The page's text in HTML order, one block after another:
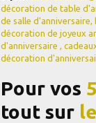
décoration de table
de salle d'anniversaire,
décoration de joyeux
d'anniversaire
décoration
Pour vos
tout sur